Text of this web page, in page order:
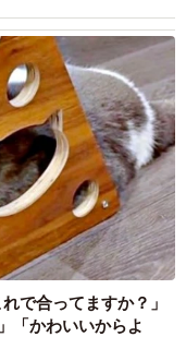
で合ってますか？」
「かわいいからよ